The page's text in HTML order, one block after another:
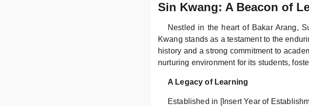
Sin Kwang: A Beacon of
Nestled in the heart of Bakar Arang,
Kwang stands as a testament to the
history and a strong commitment to
nurturing environment for its students,
A Legacy of Learning
Established in [Insert Year of